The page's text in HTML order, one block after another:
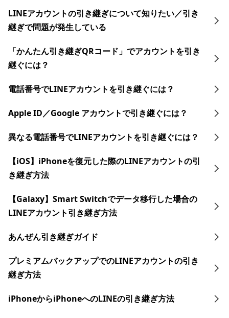
LINEアカウントの引き継ぎについて知りたい／引き
継ぎで問題が発生している
「かんたん引き継ぎQRコード」でアカウントを引き
継ぐには？
電話番号でLINEアカウントを引き継ぐには？
Apple ID／Google アカウントで引き継ぐには？
異なる電話番号でLINEアカウントを引き継ぐには？
【iOS】iPhoneを復元した際のLINEアカウントの引
き継ぎ方法
【Galaxy】Smart Switchでデータ移行した場合の
LINEアカウント引き継ぎ方法
あんぜん引き継ぎガイド
プレミアムバックアップでのLINEアカウントの引き
継ぎ方法
iPhoneからiPhoneへのLINEの引き継ぎ方法